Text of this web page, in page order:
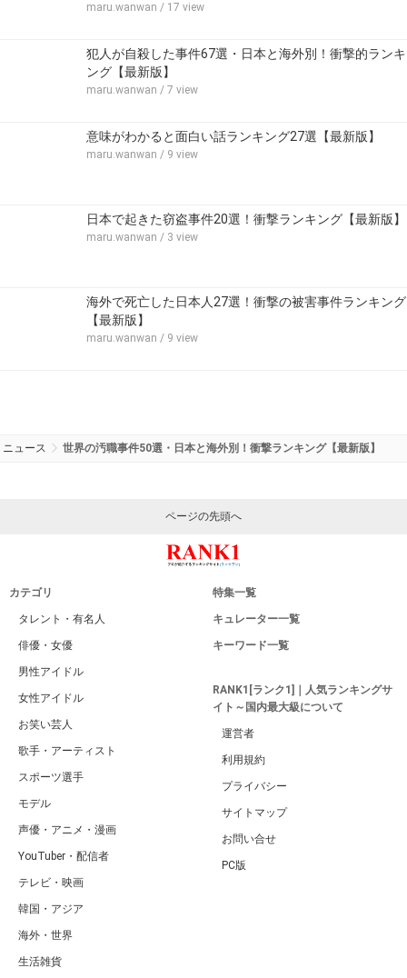
maru.wanwan / 17 view
犯人が自殺した事件67選・日本と海外別！衝撃的ランキ
ング【最新版】
maru.wanwan / 7 view
意味がわかると面白い話ランキング27選【最新版】
maru.wanwan / 9 view
日本で起きた窃盗事件20選！衝撃ランキング【最新版】
maru.wanwan / 3 view
海外で死亡した日本人27選！衝撃の被害事件ランキング
【最新版】
maru.wanwan / 9 view
ニュース 世界の汚職事件50選・日本と海外別！衝撃ランキング【最新版】
ページの先頭へ
カテゴリ
タレント・有名人
俳優・女優
男性アイドル
女性アイドル
お笑い芸人
歌手・アーティスト
スポーツ選手
モデル
声優・アニメ・漫画
YouTuber・配信者
テレビ・映画
韓国・アジア
海外・世界
生活雑貨
特集一覧
キュレーター一覧
キーワード一覧
RANK1[ランク1]｜人気ランキングサ
イト～国内最大級について
運営者
利用規約
プライバシー
サイトマップ
お問い合せ
PC版